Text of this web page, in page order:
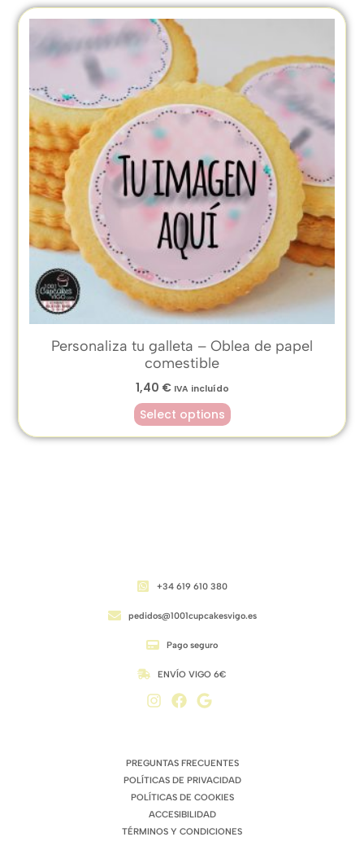
Personaliza tu galleta – Oblea de papel
comestible
1,40 € IVA incluído
Select options
+34 619 610 380
pedidos@1001cupcakesvigo.es
Pago seguro
ENVÍO VIGO 6€
PREGUNTAS FRECUENTES
POLÍTICAS DE PRIVACIDAD
POLÍTICAS DE COOKIES
ACCESIBILIDAD
TÉRMINOS Y CONDICIONES